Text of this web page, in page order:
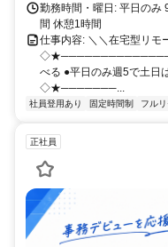
勤務時間・曜日: 平日のみ
間 休憩1時間
仕事内容: ＼＼在宅型リモ
べる ●平日のみ週5で土日
◇★───────...
社員登用あり 固定時間制 フル
正社員